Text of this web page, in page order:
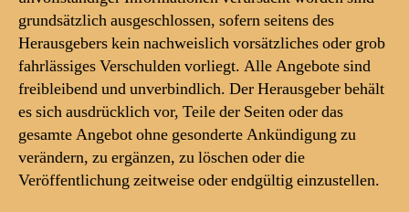
grundsätzlich ausgeschlossen, sofern seitens des
Herausgebers kein nachweislich vorsätzliches oder grob
fahrlässiges Verschulden vorliegt. Alle Angebote sind
freibleibend und unverbindlich. Der Herausgeber behält
es sich ausdrücklich vor, Teile der Seiten oder das
gesamte Angebot ohne gesonderte Ankündigung zu
verändern, zu ergänzen, zu löschen oder die
Veröffentlichung zeitweise oder endgültig einzustellen.